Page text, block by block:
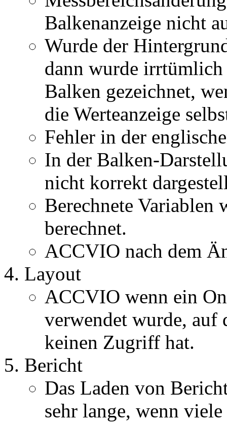
Balkenanzeige nicht
Wurde der
dann wurde
Balken gezeichnet,
die Werteanzeige
Fehler in der
In der Balken-
nicht korrekt
Berechnete Variablen
berechnet.
ACCVIO nach dem
Layout
ACCVIO wenn ein
verwendet wurde, auf
keinen Zugriff hat.
Bericht
Das Laden von
sehr lange, wenn